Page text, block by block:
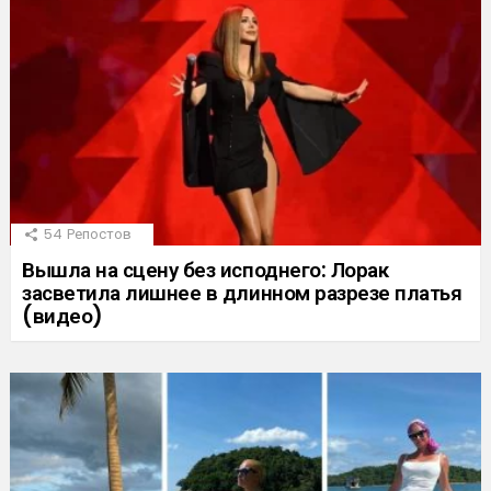
54 Репостов
Вышла на сцену без исподнего: Лорак
засветила лишнее в длинном разрезе платья
(видео)